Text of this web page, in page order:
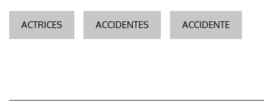
ACTRICES ACCIDENTES ACCIDENTE